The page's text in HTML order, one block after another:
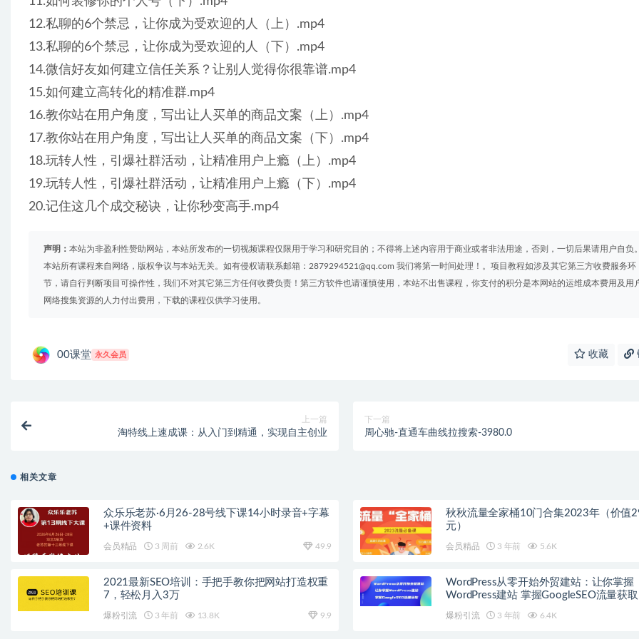
12.私聊的6个禁忌，让你成为受欢迎的人（上）.mp4
13.私聊的6个禁忌，让你成为受欢迎的人（下）.mp4
14.微信好友如何建立信任关系？让别人觉得你很靠谱.mp4
15.如何建立高转化的精准群.mp4
16.教你站在用户角度，写出让人买单的商品文案（上）.mp4
17.教你站在用户角度，写出让人买单的商品文案（下）.mp4
18.玩转人性，引爆社群活动，让精准用户上瘾（上）.mp4
19.玩转人性，引爆社群活动，让精准用户上瘾（下）.mp4
20.记住这几个成交秘诀，让你秒变高手.mp4
声明： 本站为非盈利性赞助网站，本站所发布的一切视频课程仅限用于学习和研究目的；不得将上述内容用于商业或者非法用途，否则，一切后果请用户自负。
本站所有课程来自网络，版权争议与本站无关。如有侵权请联系邮箱：2879294521@qq.com 我们将第一时间处理！。项目教程如涉及其它第三方收费服务环
节，请自行判断项目可操作性，我们不对其它第三方任何收费负责！第三方软件也请谨慎使用，本站不出售课程，你支付的积分是本网站的运维成本费用及用
网络搜集资源的人力付出费用，下载的课程仅供学习使用。
00课堂 永久会员 收藏
上一篇
淘特线上速成课：从入门到精通，实现自主创业
下一篇
周心驰-直通车曲线拉搜索-3980.0
相关文章
众乐乐老苏·6月26-28号线下课14小时录音+字幕
+课件资料
会员精品 3 周前 2.6K 49.9
秋秋流量全家桶10门合集2023年（价值
元）
会员精品 3 年前 5.6K
2021最新SEO培训：手把手教你把网站打造权重
7，轻松月入3万
爆粉引流 3 年前 13.8K 9.9
WordPress从零开始外贸建站：让你掌握
WordPress建站 掌握GoogleSEO流量获取
爆粉引流 3 年前 6.4K